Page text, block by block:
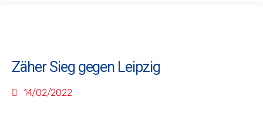
Zäher Sieg gegen Leipzig
14/02/2022